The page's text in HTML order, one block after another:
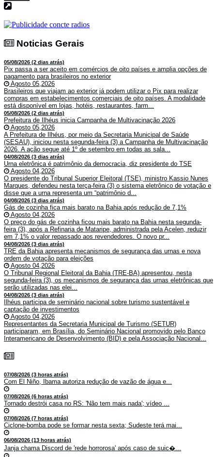
Noticias Gerais
05/08/2026 (2 dias atrás)
Pix passa a ser aceito em comércios de oito países e amplia opções de
pagamento para brasileiros no exterior
Agosto 05,2026
Brasileiros que viajam ao exterior já podem utilizar o Pix para realizar
compras em estabelecimentos comerciais de oito países. A modalidade
está disponível em lojas, hotéis, restaurantes, farm...
05/08/2026 (2 dias atrás)
Prefeitura de Ilhéus inicia Campanha de Multivacinação 2026
Agosto 05,2026
A Prefeitura de Ilhéus, por meio da Secretaria Municipal de Saúde
(SESAU), iniciou nesta segunda-feira (3) a Campanha de Multivacinação
2026. A ação segue até 1º de setembro em todas as sala...
04/08/2026 (3 dias atrás)
Urna eletrônica é patrimônio da democracia, diz presidente do TSE
Agosto 04,2026
O presidente do Tribunal Superior Eleitoral (TSE), ministro Kassio Nunes
Marques, defendeu nesta terça-feira (3) o sistema eletrônico de votação e
disse que a urna representa um “patrimônio d...
04/08/2026 (3 dias atrás)
Gás de cozinha fica mais barato na Bahia após redução de 7,1%
Agosto 04,2026
O preço do gás de cozinha ficou mais barato na Bahia nesta segunda-
feira (3), após a Refinaria de Mataripe, administrada pela Acelen, reduzir
em 7,1% o valor repassado aos revendedores. O novo pr...
04/08/2026 (3 dias atrás)
TRE da Bahia apresenta mecanismos de segurança das urnas e nova
ordem de votação para eleições
Agosto 04,2026
O Tribunal Regional Eleitoral da Bahia (TRE-BA) apresentou, nesta
segunda-feira (3), os mecanismos de segurança das urnas eletrônicas que
serão utilizadas nas elei...
04/08/2026 (3 dias atrás)
Ilhéus participa de seminário nacional sobre turismo sustentável e
captação de investimentos
Agosto 04,2026
Representantes da Secretaria Municipal de Turismo (SETUR)
participaram, em Brasília, do Seminário Nacional promovido pelo Banco
Interamericano de Desenvolvimento (BID) e pela Associação Nacional...
07/08/2026 (3 horas atrás)
Com El Niño, Ibama autoriza redução de vazão de água e...
07/08/2026 (6 horas atrás)
Tornado destrói casa no RS: 'Não tem mais nada'; vídeo ...
07/08/2026 (7 horas atrás)
Ciclone-bomba pode se formar nesta sexta; Sudeste terá mai...
06/08/2026 (13 horas atrás)
Janja chama Discord de 'rede horrorosa' após caso de suic�...